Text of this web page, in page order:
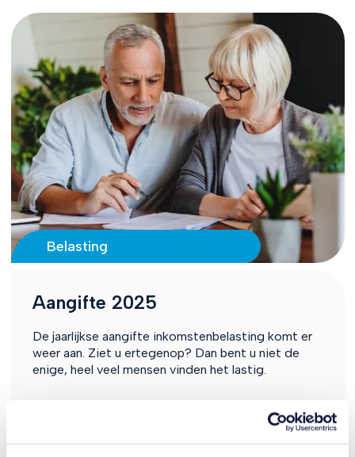
Belasting
Aangifte 2025
De jaarlijkse aangifte inkomstenbelasting komt er
weer aan. Ziet u ertegenop? Dan bent u niet de
enige, heel veel mensen vinden het lastig.